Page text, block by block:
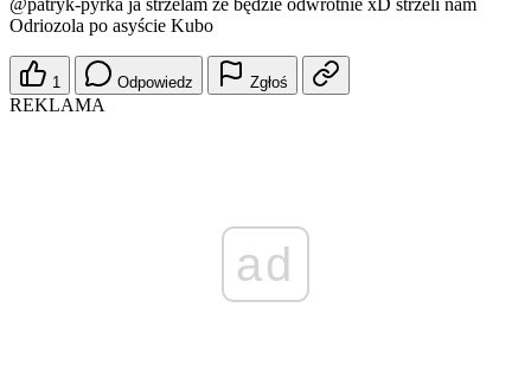
@patryk-pyrka ja strzelam ze będzie odwrotnie xD strzeli nam
Odriozola po asyście Kubo
1 Odpowiedz Zgłoś
REKLAMA
ad